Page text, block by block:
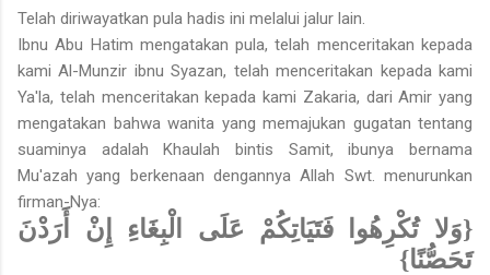
Telah diriwayatkan pula hadis ini melalui jalur lain.
Ibnu Abu Hatim mengatakan pula, telah menceritakan kepada
kami Al-Munzir ibnu Syazan, telah menceritakan kepada kami
Ya'la, telah menceritakan kepada kami Zakaria, dari Amir yang
mengatakan bahwa wanita yang memajukan gugatan tentang
suaminya adalah Khaulah bintis Samit, ibunya bernama
Mu'azah yang berkenaan dengannya Allah Swt. menurunkan
firman-Nya:
{وَلا تُكْرِهُوا فَتَيَاتِكُمْ عَلَى الْبِغَاءِ إِنْ أَرَدْنَ
تَحَصُّنًا}